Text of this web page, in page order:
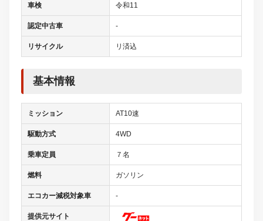
車検 令和11
認定中古車 -
リサイクル リ済込
基本情報
ミッション AT10速
駆動方式 4WD
乗車定員 ７名
燃料 ガソリン
エコカー減税対象車 -
提供元サイト